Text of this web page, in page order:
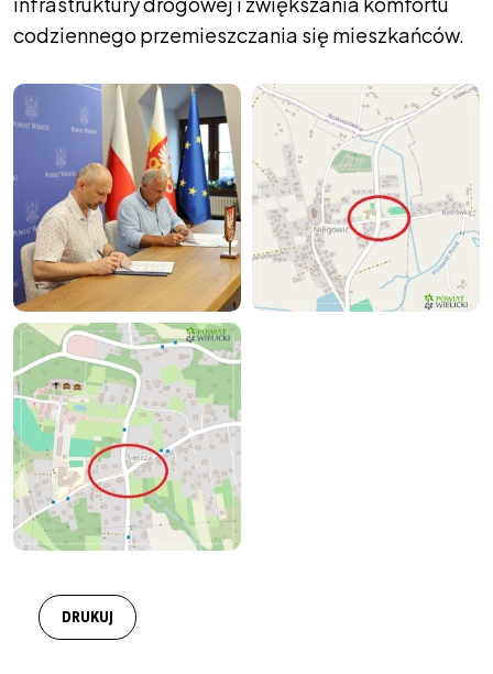
codziennego przemieszczania się mieszkańców.
DRUKUJ